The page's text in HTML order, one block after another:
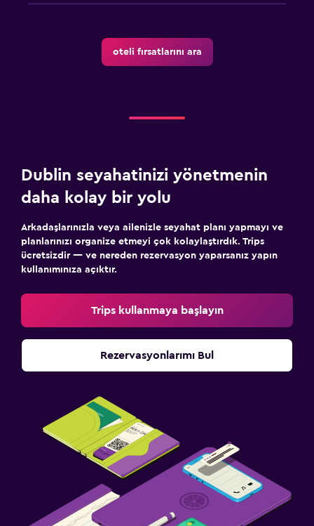
oteli fırsatlarını ara
Dublin seyahatinizi yönetmenin
daha kolay bir yolu
Arkadaşlarınızla veya ailenizle seyahat planı yapmayı ve
planlarınızı organize etmeyi çok kolaylaştırdık. Trips
ücretsizdir — ve nereden rezervasyon yaparsanız yapın
kullanımınıza açıktır.
Trips kullanmaya başlayın
Rezervasyonlarımı Bul